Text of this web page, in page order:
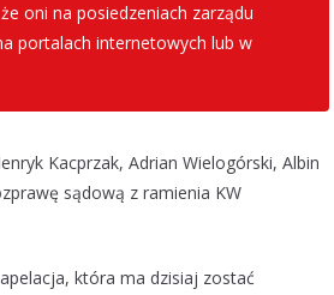
oni na posiedzeniach zarządu
portalach internetowych lub w
Kacprzak, Adrian Wielogórski, Albin
sądową z ramienia KW
która ma dzisiaj zostać